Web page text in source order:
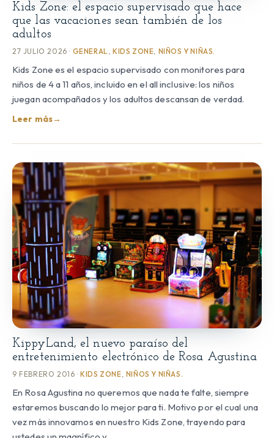
Kids Zone: el espacio supervisado que hace
que las vacaciones sean también de los
adultos
27 JULIO 2026 · GENERAL ,KIDS ZONE NIÑOS Y NIÑAS.
Kids Zone es el espacio supervisado con monitores para
niños de 4 a 11 años, incluido en el all inclusive: los niños
juegan acompañados y los adultos descansan de verdad.
Leer más→
KippyLand, el nuevo paraíso del
entretenimiento electrónico de Rosa Agustina
9 FEBRERO 2016 ·KIDS ZONE, NIÑOS Y NIÑAS.
En Rosa Agustina no queremos que nada te falte, siempre
estaremos buscando lo mejor para ti. Motivo por el cual una
vez más innovamos en nuestro Kids Zone, trayendo para